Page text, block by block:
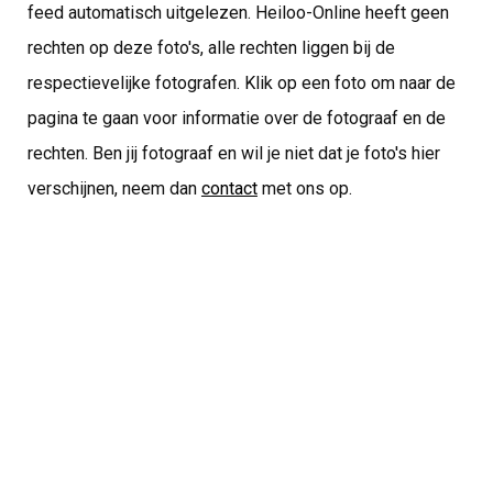
feed automatisch uitgelezen. Heiloo-Online heeft geen
rechten op deze foto's, alle rechten liggen bij de
respectievelijke fotografen. Klik op een foto om naar de
pagina te gaan voor informatie over de fotograaf en de
rechten. Ben jij fotograaf en wil je niet dat je foto's hier
verschijnen, neem dan contactmet ons op.